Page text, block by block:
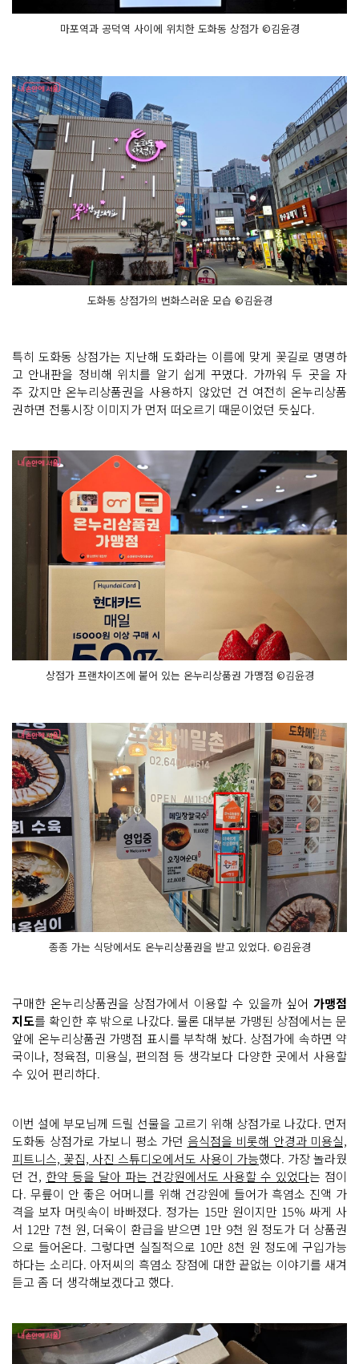
마포역과 공덕역 사이에 위치한 도화동 상점가 ©김윤경
도화동 상점가의 번화스러운 모습 ©김윤경
특히 도화동 상점가는 지난해 도화라는 이름에 맞게 꽃길로 명명하
고 안내판을 정비해 위치를 알기 쉽게 꾸몄다. 가까워 두 곳을 자
주 갔지만 온누리상품권을 사용하지 않았던 건 여전히 온누리상품
권하면 전통시장 이미지가 먼저 떠오르기 때문이었던 듯싶다.
상점가 프랜차이즈에 붙어 있는 온누리상품권 가맹점 ©김윤경
종종 가는 식당에서도 온누리상품권을 받고 있었다. ©김윤경
구매한 온누리상품권을 상점가에서 이용할 수 있을까 싶어 가맹점
지도를 확인한 후 밖으로 나갔다. 물론 대부분 가맹된 상점에서는 문
앞에 온누리상품권 가맹점 표시를 부착해 놨다. 상점가에 속하면 약
국이나, 정육점, 미용실, 편의점 등 생각보다 다양한 곳에서 사용할
수 있어 편리하다.
이번 설에 부모님께 드릴 선물을 고르기 위해 상점가로 나갔다. 먼저
도화동 상점가로 가보니 평소 가던 음식점을 비롯해 안경과 미용실,
피트니스, 꽃집, 사진 스튜디오에서도 사용이 가능했다. 가장 놀라웠
던 건, 한약 등을 달아 파는 건강원에서도 사용할 수 있었다는 점이
다. 무릎이 안 좋은 어머니를 위해 건강원에 들어가 흑염소 진액 가
격을 보자 머릿속이 바빠졌다. 정가는 15만 원이지만 15% 싸게 사
서 12만 7천 원, 더욱이 환급을 받으면 1만 9천 원 정도가 더 상품권
으로 들어온다. 그렇다면 실질적으로 10만 8천 원 정도에 구입가능
하다는 소리다. 아저씨의 흑염소 장점에 대한 끝없는 이야기를 새겨
듣고 좀 더 생각해보겠다고 했다.